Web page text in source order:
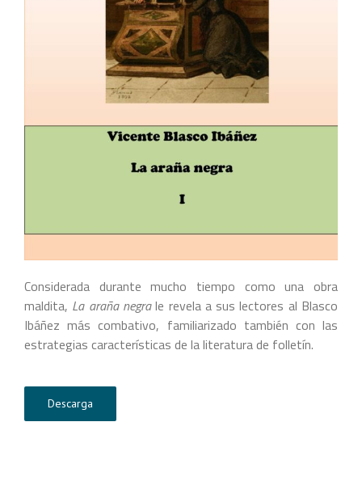
Considerada durante mucho tiempo como una obra
maldita, La araña negrale revela a sus lectores al Blasco
Ibáñez más combativo, familiarizado también con las
estrategias características de la literatura de folletín.
Descarga